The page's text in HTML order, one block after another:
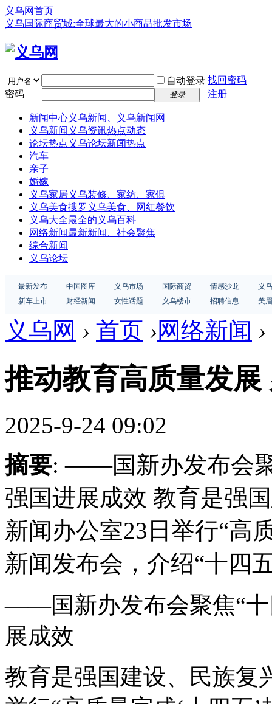
义乌网首页
义乌国际商贸城:全球最大的小商品批发市场
自动登录 找回密码
密码
登录 注册
新闻中心义乌新闻、义乌新闻网
义乌新闻 义乌资讯热点动态
论坛热点 义乌论坛新闻热点
汽车
亲子
婚嫁
义乌家居义乌装修、家纺、家俱
义乌美食搜罗义乌美食、网红餐饮
义乌大全最全的义乌百科
网络新闻最新新闻、社会聚焦
综合新闻
义乌论坛
最新发布 中国图库 义乌市场 国际商贸 情感沙龙
义
新车上市
财经新闻 女性话题 义乌楼市 招聘信息 美
义乌网 › 首页 ›网络新闻 ›
推动教育高质量发
2025-9-24 09:02
摘要: ——国新办发布会
强国进展成效 教育是强
新闻办公室23日举行“高
新闻发布会，介绍“十四
——国新办发布会聚焦“十
展成效
教育是强国建设、民族复